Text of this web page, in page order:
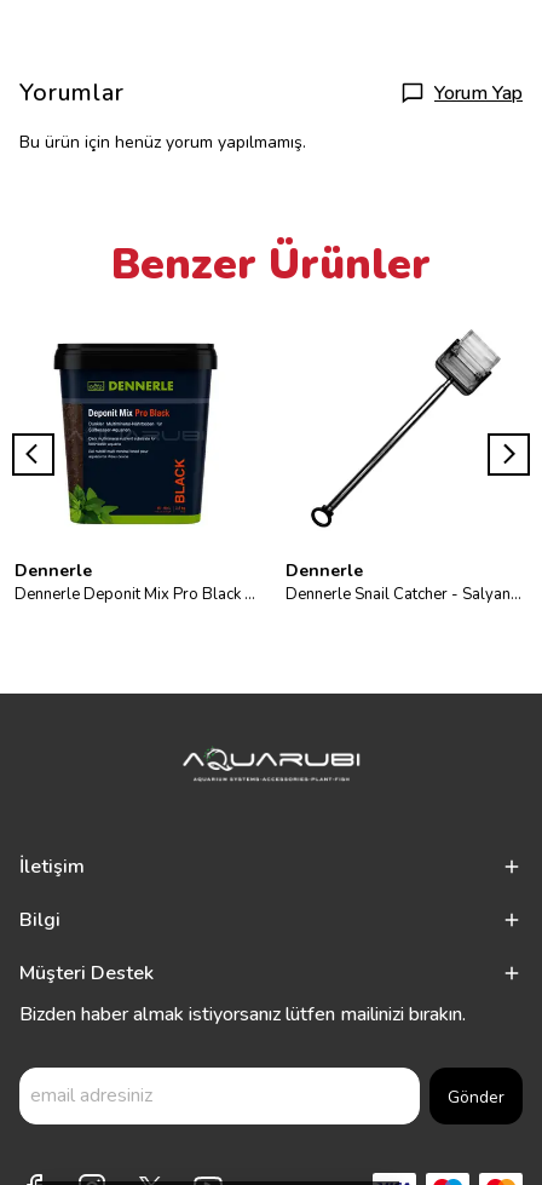
Yorumlar Yorum Yap
Bu ürün için henüz yorum yapılmamış.
Benzer Ürünler
Dennerle
Dennerle Deponit Mix Pro Black - 2,4 Kg
Dennerle
Dennerle Snail Catcher - Salyangoz Toplayıcı
İletişim
Bilgi
Müşteri Destek
Bizden haber almak istiyorsanız lütfen mailinizi bırakın.
Gönder